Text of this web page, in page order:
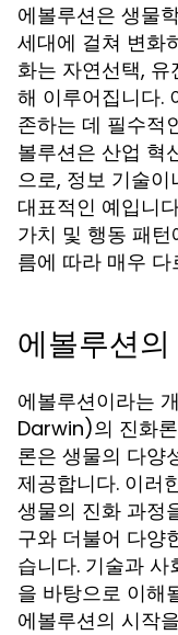
에볼루션은 생물
세대에 걸쳐 변화
화는 자연선택,
해 이루어집니다.
존하는 데 필수적
볼루션은 산업 혁
으로, 정보 기술
대표적인 예입니
가치 및 행동 패
름에 따라 매우
에볼루션
에볼루션이라는
Darwin)의 진화
론은 생물의 다양
제공합니다. 이러
생물의 진화 과정
구와 더불어 다양
습니다. 기술과
을 바탕으로 이해
에볼루션의 시작